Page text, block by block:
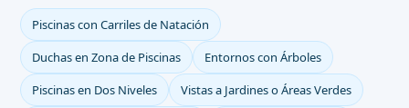
Piscinas con Carriles de Natación
Duchas en Zona de Piscinas
Entornos con Árboles
Piscinas en Dos Niveles
Vistas a Jardines o Áreas Verdes